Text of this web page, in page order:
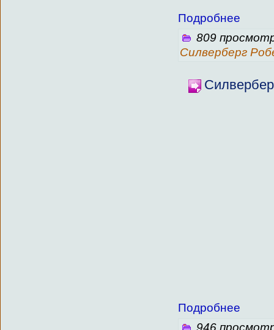
Подробнее
809
Силверберг
Подробнее
946